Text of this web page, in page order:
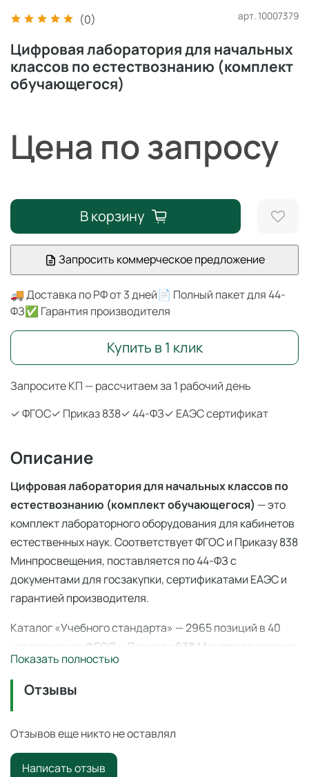
(0) арт. 10007379
Цифровая лаборатория для начальных
классов по естествознанию (комплект
обучающегося)
Цена по запросу
Запросите КП — рассчитаем за 1 рабочий день
✓ ФГОС✓ Приказ 838✓ 44-ФЗ✓ ЕАЭС сертификат
В корзину
Запросить коммерческое предложение
🚚 Доставка по РФ от 3 дней📄 Полный пакет для 44-
ФЗ✅ Гарантия производителя
Купить в 1 клик
Описание
Цифровая лаборатория для начальных классов по
естествознанию (комплект обучающегося) — это
комплект лабораторного оборудования для кабинетов
естественных наук. Соответствует ФГОС и Приказу 838
Минпросвещения, поставляется по 44-ФЗ с
документами для госзакупки, сертификатами ЕАЭС и
гарантией производителя.
Каталог «Учебного стандарта» — 2965 позиций в 40
ФГОС
Приказу 838 Минпросвещения
(перечень средств обучения). Поставка по
223-ФЗ с полным пакетом документов, сертификаты
Цифровая лаборатория для начальных классов по
естествознанию (комплект обучающегося)
Показать полностью
Отзывы
Отзывов еще никто не оставлял
Написать отзыв